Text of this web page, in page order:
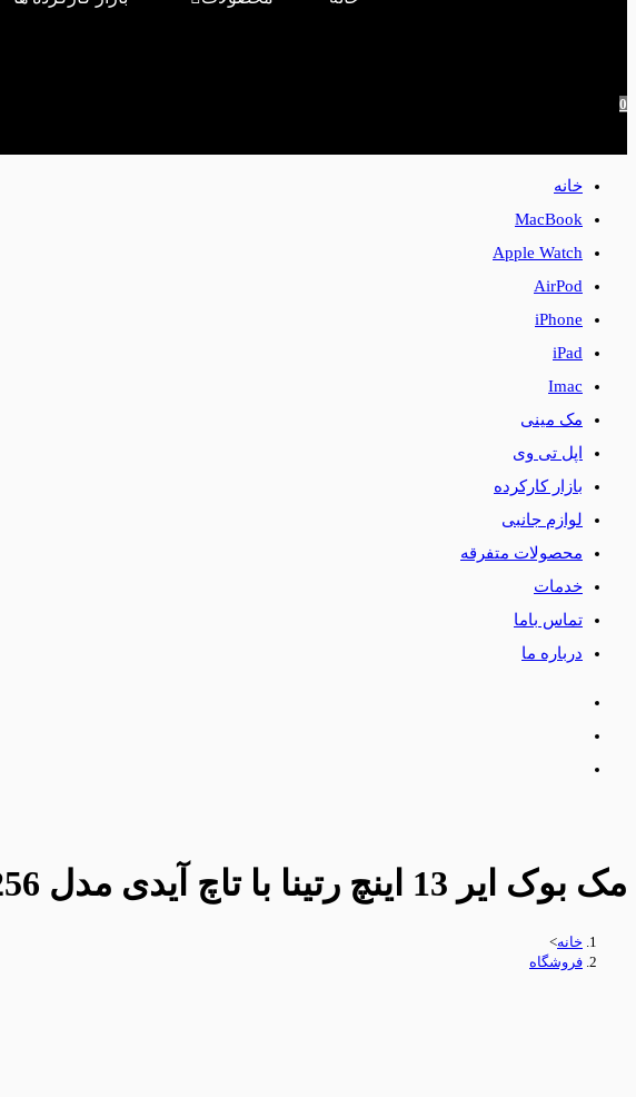
0
خانه
MacBook
Apple Watch
AirPod
iPhone
iPad
Imac
مک مینی
اپل تی وی
بازار کارکرده
لوازم جانبی
محصولات متفرقه
خدمات
تماس باما
درباره ما
مک بوک ایر 13 اینچ رتینا با تاچ آیدی مدل MGN93-2020-m1-8/256
خانه>
فروشگاه